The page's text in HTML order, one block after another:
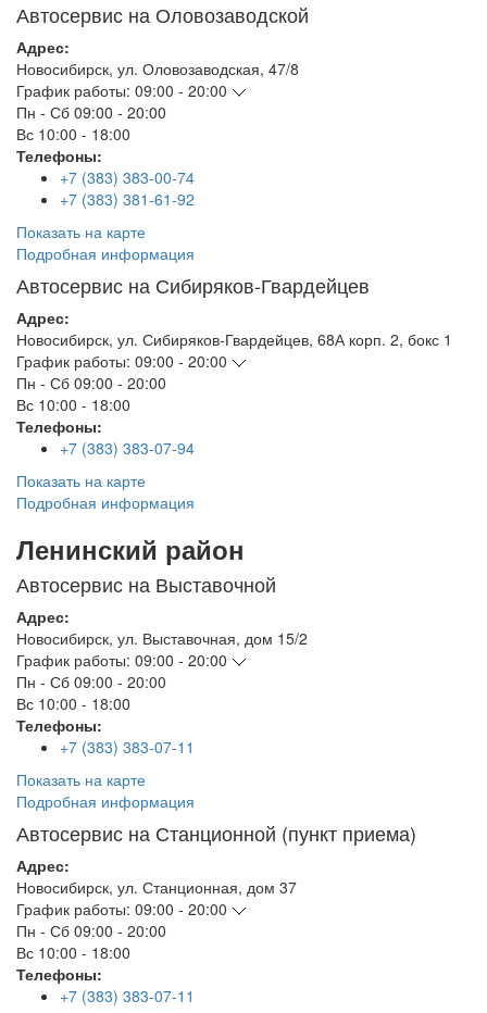
Автосервис на Оловозаводской
Адрес:
Новосибирск, ул. Оловозаводская, 47/8
График работы: 09:00 - 20:00
Пн - Сб 09:00 - 20:00
Вс 10:00 - 18:00
Телефоны:
+7 (383) 383-00-74
+7 (383) 381-61-92
Показать на карте
Подробная информация
Автосервис на Сибиряков-Гвардейцев
Адрес:
Новосибирск, ул. Сибиряков-Гвардейцев, 68А корп. 2, бокс 1
График работы: 09:00 - 20:00
Пн - Сб 09:00 - 20:00
Вс 10:00 - 18:00
Телефоны:
+7 (383) 383-07-94
Показать на карте
Подробная информация
Ленинский район
Автосервис на Выставочной
Адрес:
Новосибирск, ул. Выставочная, дом 15/2
График работы: 09:00 - 20:00
Пн - Сб 09:00 - 20:00
Вс 10:00 - 18:00
Телефоны:
+7 (383) 383-07-11
Показать на карте
Подробная информация
Автосервис на Станционной (пункт приема)
Адрес:
Новосибирск, ул. Станционная, дом 37
График работы: 09:00 - 20:00
Пн - Сб 09:00 - 20:00
Вс 10:00 - 18:00
Телефоны:
+7 (383) 383-07-11